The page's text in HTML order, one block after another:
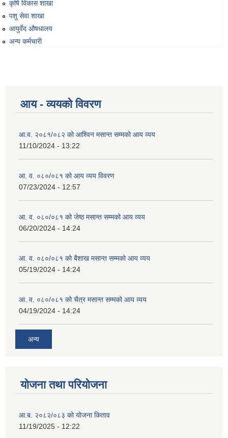
कृषि विकास शाखा
पशु सेवा शाखा
आयुर्वेद औषधालय
अन्य कर्मचारी
आय - व्ययको विवरण
आ.व. २०८१/०८२ को आश्विन मसान्त सम्मको आय व्यय
11/10/2024 - 13:22
आ. व. ०८०/०८१ को आय व्यय विवरण
07/23/2024 - 12:57
आ. व. ०८०/०८१ को जेष्ठ मसान्त सम्मको आय व्यय
06/20/2024 - 14:24
आ. व. ०८०/०८१ को बैशाख मसान्त सम्मको आय व्यय
05/19/2024 - 14:24
आ. व. ०८०/०८१ को चैत्र मसान्त सम्मको आय व्यय
04/19/2024 - 14:24
अन्य
योजना तथा परियोजना
आ.ब. २०८२/०८३ को योजना किताव
11/19/2025 - 12:22